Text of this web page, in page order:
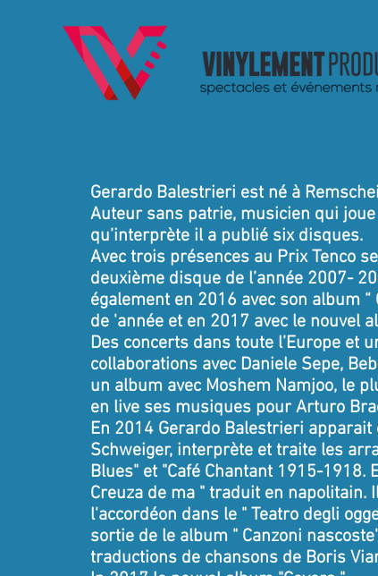
Gerardo Balestrieri est né à
Auteur sans patrie, musicien qui
qu’interprète il a publié six disques.
Avec trois présences au Prix Tenco
deuxième disque de l’année 2007-
également en 2016 avec son album
de 'année et en 2017 avec le nouvel
Des concerts dans toute l’Europe et
collaborations avec Daniele Sepe,
un album avec Moshem Namjoo, le
en live ses musiques pour Arturo
En 2014 Gerardo Balestrieri
Schweiger, interprète et traite les
Blues" et "Café Chantant 1915-
Creuza de ma " traduit en
l'accordéon dans le " Teatro degli
sortie de le album " Canzoni
traductions de chansons de Boris